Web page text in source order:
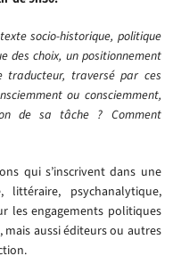
socio-historique, politique
des choix, un positionnement
traducteur, traversé par ces
ou consciemment,
de sa tâche ? Comment
qui s’inscrivent dans une
psychanalytique,
les engagements politiques
aussi éditeurs ou autres